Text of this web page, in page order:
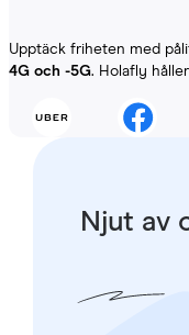
Upptäck friheten med
4G och -5G. Holafly
Njut av